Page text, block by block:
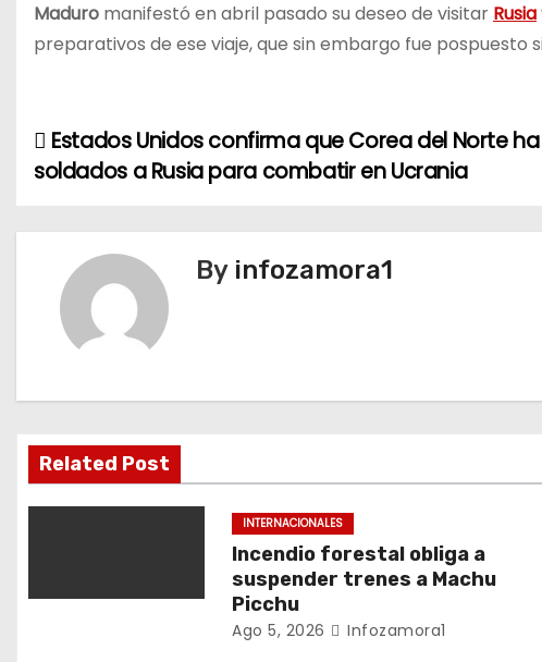
Maduro manifestó en abril pasado su deseo de visitar Rusia
preparativos de ese viaje, que sin embargo fue pospuesto
N
v
i
ó
d
Estados Unidos confirma que Corea del Norte
soldados a Rusia para combatir en Ucrania
By infozamora1
Related Post
INTERNACIONALES
Incendio forestal obliga a
suspender trenes a Machu
Picchu
Ago 5, 2026 Infozamora1